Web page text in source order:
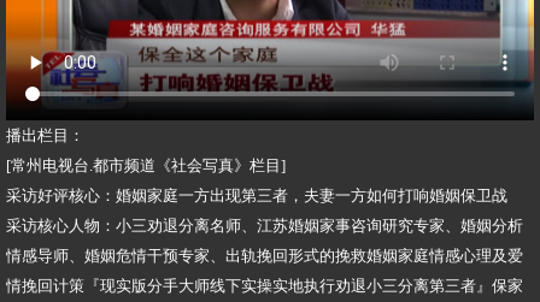
播出栏目：
[常州电视台.都市频道《社会写真》栏目]
采访好评核心：婚姻家庭一方出现第三者，夫妻一方如何打响婚姻保卫战
采访核心人物：小三劝退分离名师、江苏婚姻家事咨询研究专家、婚姻分析
情感导师、婚姻危情干预专家、出轨挽回形式的挽救婚姻家庭情感心理及爱
情挽回计策『现实版分手大师线下实操实地执行劝退小三分离第三者』保家